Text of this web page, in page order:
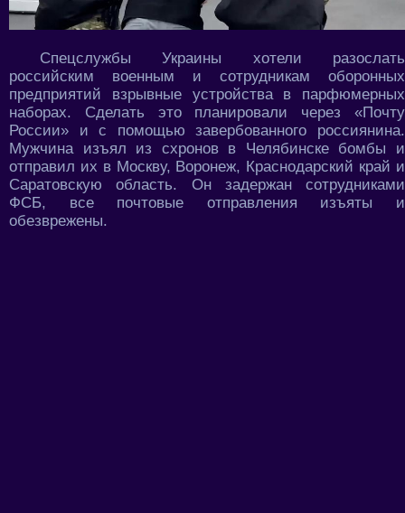
Спецслужбы Украины хотели разослать
российским военным и сотрудникам оборонных
предприятий взрывные устройства в парфюмерных
наборах. Сделать это планировали через «Почту
России» и с помощью завербованного россиянина.
Мужчина изъял из схронов в Челябинске бомбы и
отправил их в Москву, Воронеж, Краснодарский край и
Саратовскую область. Он задержан сотрудниками
ФСБ, все почтовые отправления изъяты и
обезврежены.